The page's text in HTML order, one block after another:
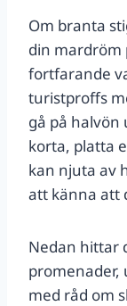
Om branta
din mardröm
fortfarande
turistproffs
gå på halvön
korta, platta
kan njuta av
att känna att
Nedan hittar
promenader,
med råd om